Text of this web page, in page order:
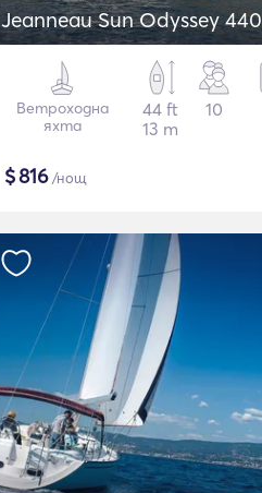
Jeanneau Sun Odyssey 440
Ветроходна
яхта
44 ft
13 m
10
$816/нощ